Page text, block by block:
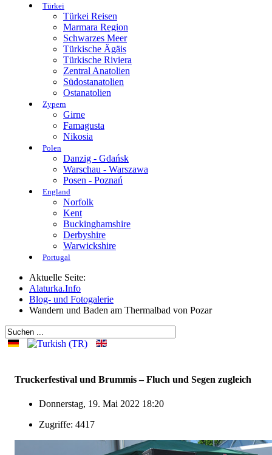
Türkei
Türkei Reisen
Marmara Region
Schwarzes Meer
Türkische Ägäis
Türkische Riviera
Zentral Anatolien
Südostanatolien
Ostanatolien
Zypern
Girne
Famagusta
Nikosia
Polen
Danzig - Gdańsk
Warschau - Warszawa
Posen - Poznań
England
Norfolk
Kent
Buckinghamshire
Derbyshire
Warwickshire
Portugal
Aktuelle Seite:
Alaturka.Info
Blog- und Fotogalerie
Wandern und Baden am Thermalbad von Pozar
Truckerfestival und Brummis – Fluch und Segen zugleich
Donnerstag, 19. Mai 2022 18:20
Zugriffe: 4417